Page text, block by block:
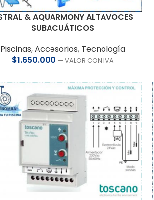
& AQUARMONY ALTAVOCES
SUBACUÁTICOS
Piscinas,Accesorios, Tecnología
$1.650.000 — VALOR CON IVA